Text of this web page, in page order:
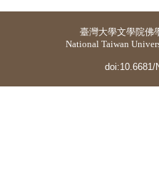
臺灣大學文學院佛
National Taiwan
doi:10.6681/